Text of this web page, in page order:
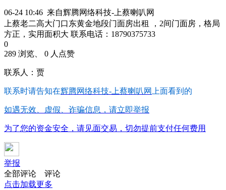
06-24 10:46 来自辉腾网络科技-上蔡喇叭网
上蔡老二高大门口东黄金地段门面房出租 ，2间门面房，格局
方正，实用面积大 联系电话：18790375733
0
289 浏览、 0 人点赞
联系人：贾
联系时请告知在辉腾网络科技-上蔡喇叭网 上面看到的
如遇无效、虚假、诈骗信息，请立即举报
为了您的资金安全，请见面交易，切勿提前支付任何费用
举报
全部评论
评论
点击加载更多